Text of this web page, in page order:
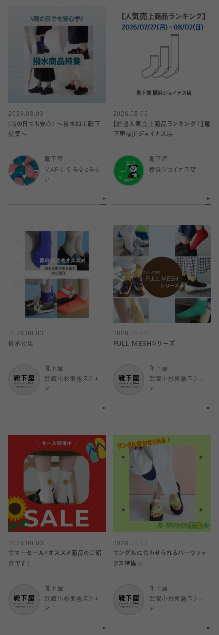
2026.08.03
\雨の日でも安心/ 〜撥水加工靴下
特集〜
靴下屋
MARK IS みなとみら
い
2026.08.03
【前週人気売上商品ランキング！】靴
下屋横浜ジョイナス店
靴下屋
横浜ジョイナス店
2026.08.03
撥水効果
靴下屋
武蔵小杉東急スクエ
ア
2026.08.03
FULL MESHシリーズ
靴下屋
武蔵小杉東急スクエ
ア
2026.08.03
サマーセール‼︎オススメ商品のご紹
介です！
靴下屋
武蔵小杉東急スクエ
ア
2026.08.03
サンダルに合わせられるパーツソッ
クス特集☆
靴下屋
武蔵小杉東急スクエ
ア